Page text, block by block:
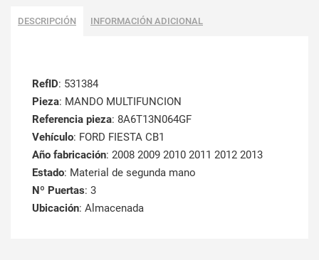
DESCRIPCIÓN INFORMACIÓN ADICIONAL
RefID: 531384
Pieza: MANDO MULTIFUNCION
Referencia pieza: 8A6T13N064GF
Vehículo: FORD FIESTA CB1
Año fabricación: 2008 2009 2010 2011 2012 2013
Estado: Material de segunda mano
Nº Puertas: 3
Ubicación: Almacenada